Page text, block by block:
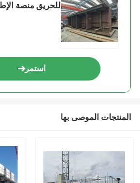
للحريق منصة
استمر
المنتجات الموصى بها